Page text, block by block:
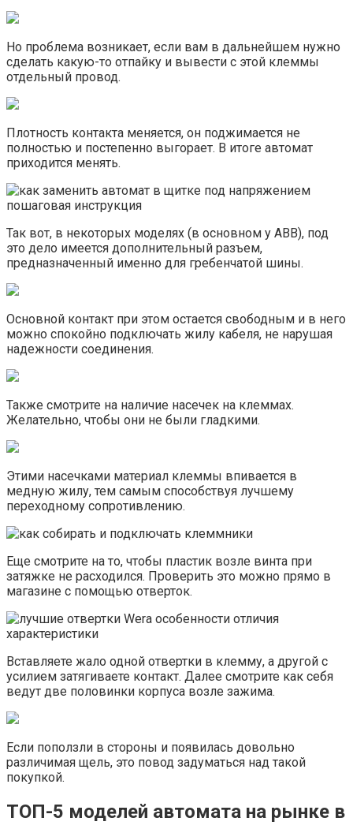
Но проблема возникает, если вам в дальнейшем нужно
сделать какую-то отпайку и вывести с этой клеммы
отдельный провод.
Плотность контакта меняется, он поджимается не
полностью и постепенно выгорает. В итоге автомат
приходится менять.
Так вот, в некоторых моделях (в основном у ABB), под
это дело имеется дополнительный разъем,
предназначенный именно для гребенчатой шины.
Основной контакт при этом остается свободным и в него
можно спокойно подключать жилу кабеля, не нарушая
надежности соединения.
Также смотрите на наличие насечек на клеммах.
Желательно, чтобы они не были гладкими.
Этими насечками материал клеммы впивается в
медную жилу, тем самым способствуя лучшему
переходному сопротивлению.
Еще смотрите на то, чтобы пластик возле винта при
затяжке не расходился. Проверить это можно прямо в
магазине с помощью отверток.
Вставляете жало одной отвертки в клемму, а другой с
усилием затягиваете контакт. Далее смотрите как себя
ведут две половинки корпуса возле зажима.
Если поползли в стороны и появилась довольно
различимая щель, это повод задуматься над такой
покупкой.
ТОП-5 моделей автомата на рынке в